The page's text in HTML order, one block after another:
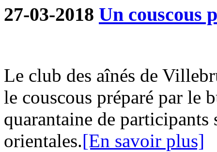
27-03-2018 Un couscous
Le club des aînés de
le couscous préparé par le
quarantaine de participants
orientales.[En savoir plus]